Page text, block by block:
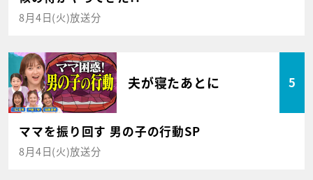
8月4日(火)放送分
夫が寝たあとに 5
ママを振り回す 男の子の行動SP
8月4日(火)放送分